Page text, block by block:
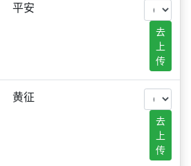
平安
去
上
传
黄征
去
上
传